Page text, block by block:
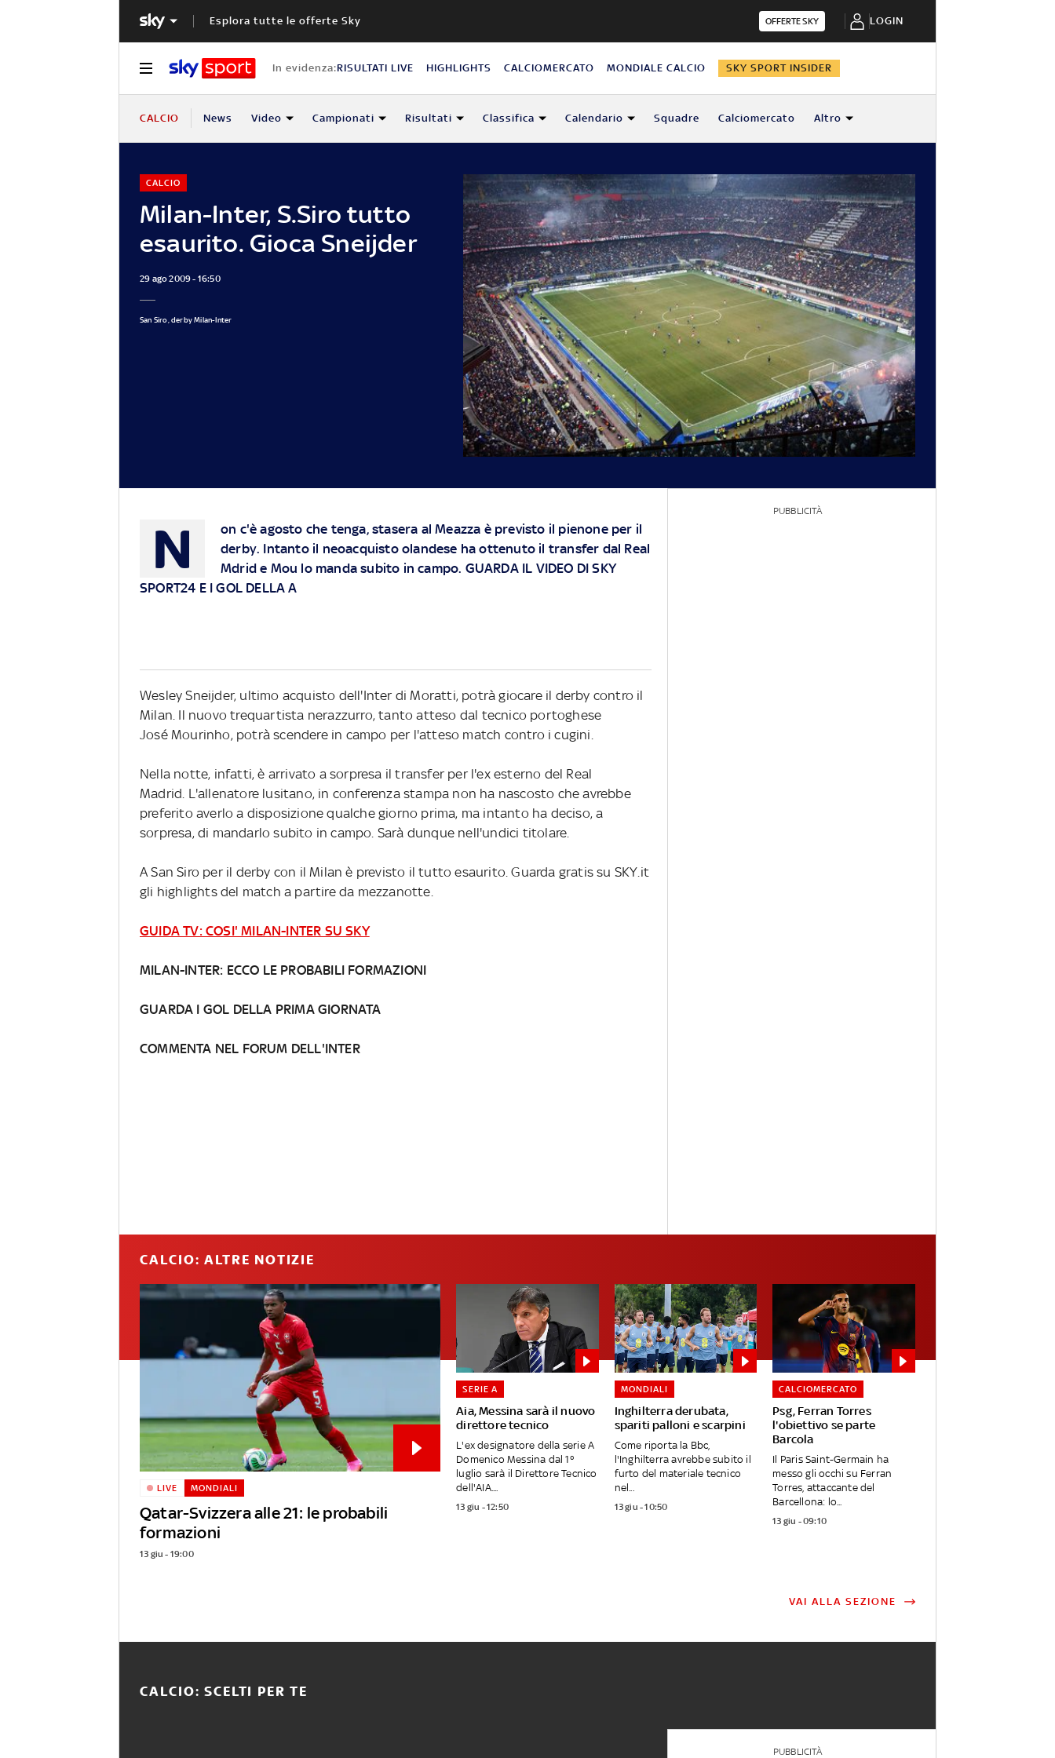
Esplora tutte le offerte Sky OFFERTE SKY LOGIN
In evidenza:RISULTATI LIVE HIGHLIGHTS CALCIOMERCATO MONDIALE CALCIO SKY SPORT INSIDER
CALCIO News Video Campionati Risultati Classifica Calendario Squadre Calciomercato Altro
Milan-Inter, S.Siro tutto
esaurito. Gioca Sneijder
CALCIO
29 ago 2009 - 16:50
San Siro, derby Milan-Inter
N
on c'è agosto che tenga, stasera al Meazza è previsto il pienone per il
derby. Intanto il neoacquisto olandese ha ottenuto il transfer dal Real
Mdrid e Mou lo manda subito in campo. GUARDA IL VIDEO DI SKY
SPORT24 E I GOL DELLA A
Wesley Sneijder, ultimo acquisto dell'Inter di Moratti, potrà giocare il derby contro il
Milan. Il nuovo trequartista nerazzurro, tanto atteso dal tecnico portoghese
José Mourinho, potrà scendere in campo per l'atteso match contro i cugini.
Nella notte, infatti, è arrivato a sorpresa il transfer per l'ex esterno del Real
Madrid. L'allenatore lusitano, in conferenza stampa non ha nascosto che avrebbe
preferito averlo a disposizione qualche giorno prima, ma intanto ha deciso, a
sorpresa, di mandarlo subito in campo. Sarà dunque nell'undici titolare.
A San Siro per il derby con il Milan è previsto il tutto esaurito. Guarda gratis su SKY.it
gli highlights del match a partire da mezzanotte.
GUIDA TV: COSI' MILAN-INTER SU SKY
MILAN-INTER: ECCO LE PROBABILI FORMAZIONI
GUARDA I GOL DELLA PRIMA GIORNATA
COMMENTA NEL FORUM DELL'INTER
PUBBLICITÀ
CALCIO: ALTRE NOTIZIE
Qatar-Svizzera alle 21: le probabili
formazioni
LIVE MONDIALI
13 giu - 19:00
Aia, Messina sarà il nuovo
direttore tecnico
SERIE A
L'ex designatore della serie A
Domenico Messina dal 1°
luglio sarà il Direttore Tecnico
dell'AIA....
13 giu - 12:50
Inghilterra derubata,
spariti palloni e scarpini
MONDIALI
Come riporta la Bbc,
l'Inghilterra avrebbe subito il
furto del materiale tecnico
nel...
13 giu - 10:50
Psg, Ferran Torres
l'obiettivo se parte
Barcola
CALCIOMERCATO
Il Paris Saint-Germain ha
messo gli occhi su Ferran
Torres, attaccante del
Barcellona: lo...
13 giu - 09:10
VAI ALLA SEZIONE
CALCIO: SCELTI PER TE
PUBBLICITÀ